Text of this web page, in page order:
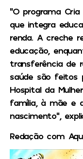
“O programa
que integra
renda. A creche
educação,
transferência de
saúde são feitos
Hospital da
família, à mãe e
nascimento”,
Redação com